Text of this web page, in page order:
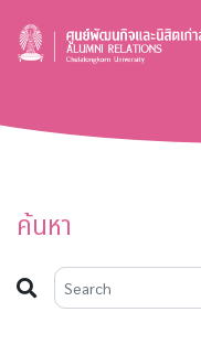
ค้นหา